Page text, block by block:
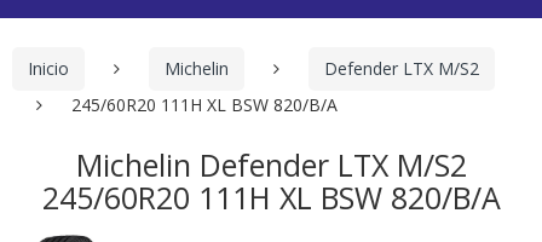
Inicio Michelin
Defender LTX M/S2
245/60R20 111H XL BSW 820/B/A
Michelin Defender LTX M/S2
245/60R20 111H XL BSW 820/B/A